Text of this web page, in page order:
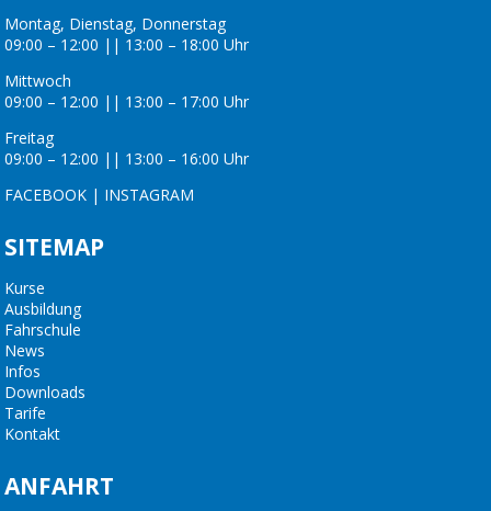
Montag, Dienstag, Donnerstag
09:00 – 12:00 || 13:00 – 18:00 Uhr
Mittwoch
09:00 – 12:00 || 13:00 – 17:00 Uhr
Freitag
09:00 – 12:00 || 13:00 – 16:00 Uhr
FACEBOOK | INSTAGRAM
SITEMAP
Kurse
Ausbildung
Fahrschule
News
Infos
Downloads
Tarife
Kontakt
ANFAHRT